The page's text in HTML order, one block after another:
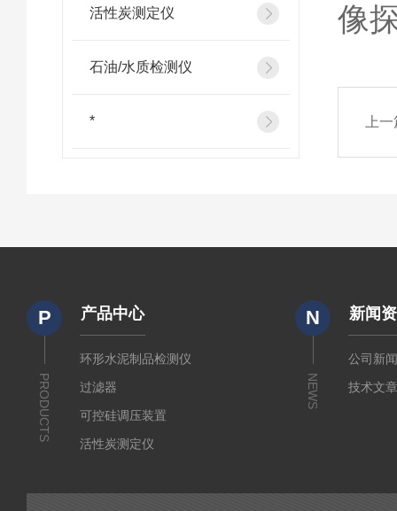
活性炭测定仪
石油/水质检测仪
*
像
上
P
PRODUCTS
产品中心
环形水泥制品检测仪
过滤器
可控硅调压装置
活性炭测定仪
N
NEWS
新闻
公司新
技术文